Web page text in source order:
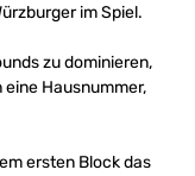
im Spiel.
zu dominieren,
Hausnummer,
ersten Block das